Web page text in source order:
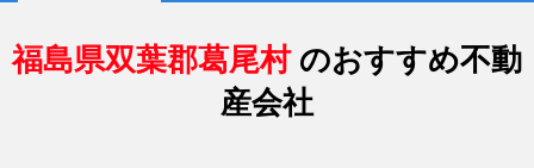
福島県双葉郡葛尾村 のおすすめ不動
産会社